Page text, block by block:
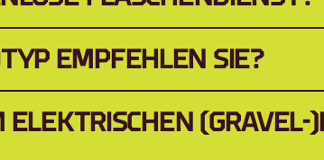
EMPFEHLEN SIE?
(GRAVEL-